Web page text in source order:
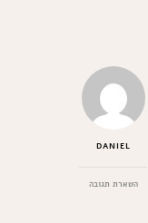
DANIEL
השארת תגובהבנושא